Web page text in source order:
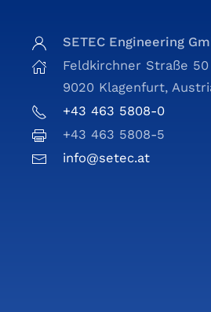
SETEC Engineering
Feldkirchner Straße 50
9020 Klagenfurt,
+43 463 5808-0
+43 463 5808-5
info@setec.at